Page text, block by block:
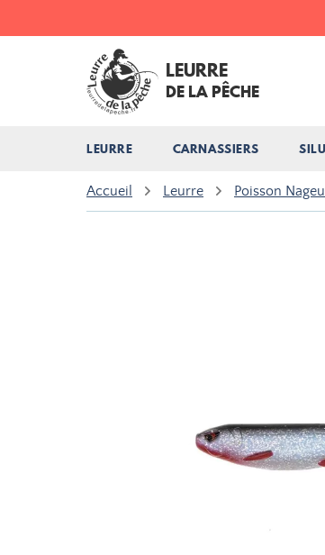
LEURRE
DE LA PÊCHE
LEURRE CARNASSIERS
Accueil Leurre Poisson